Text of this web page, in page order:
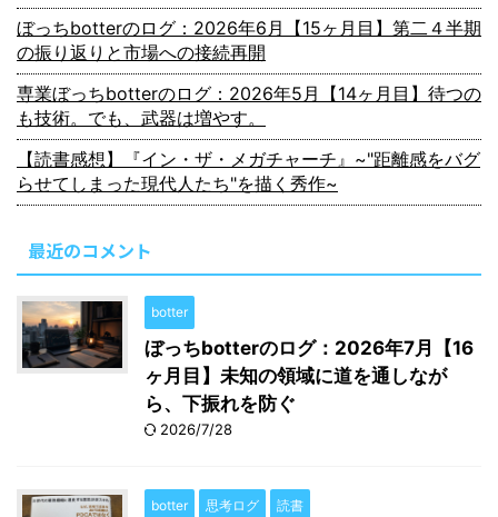
ぼっちbotterのログ：2026年6月【15ヶ月目】第二４半期
の振り返りと市場への接続再開
専業ぼっちbotterのログ：2026年5月【14ヶ月目】待つの
も技術。でも、武器は増やす。
【読書感想】『イン・ザ・メガチャーチ』~"距離感をバグ
らせてしまった現代人たち"を描く秀作~
最近のコメント
botter
ぼっちbotterのログ：2026年7月【16
ヶ月目】未知の領域に道を通しなが
ら、下振れを防ぐ
2026/7/28
botter 思考ログ 読書